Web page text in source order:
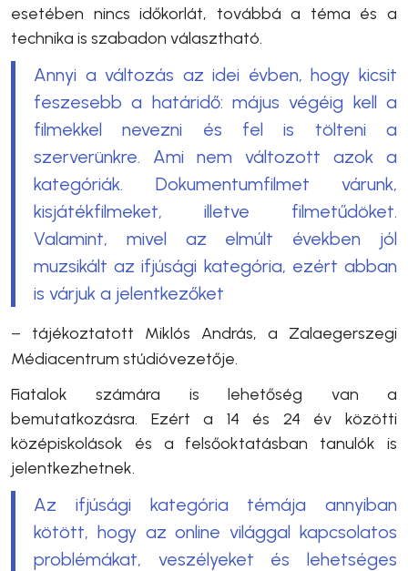
esetében nincs időkorlát, továbbá a téma és a
technika is szabadon választható.
Annyi a változás az idei évben, hogy kicsit
feszesebb a határidő: május végéig kell a
filmekkel nevezni és fel is tölteni a
szerverünkre. Ami nem változott azok a
kategóriák. Dokumentumfilmet várunk,
kisjátékfilmeket, illetve filmetűdöket.
Valamint, mivel az elmúlt években jól
muzsikált az ifjúsági kategória, ezért abban
is várjuk a jelentkezőket
– tájékoztatott
Miklós András, a Zalaegerszegi
Médiacentrum stúdióvezetője.
Fiatalok számára is lehetőség van a
bemutatkozásra. Ezért a 14 és 24 év közötti
középiskolások és a felsőoktatásban tanulók is
jelentkezhetnek.
Az ifjúsági kategória témája annyiban
kötött, hogy az online világgal kapcsolatos
problémákat, veszélyeket és lehetséges